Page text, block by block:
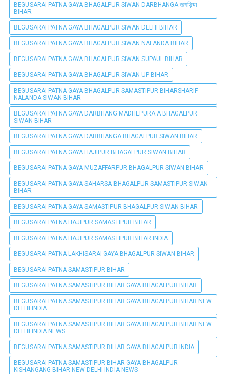
BEGUSARAI PATNA GAYA BHAGALPUR SIWAN DARBHANGA खगड़िया
BIHAR
BEGUSARAI PATNA GAYA BHAGALPUR SIWAN DELHI BIHAR
BEGUSARAI PATNA GAYA BHAGALPUR SIWAN NALANDA BIHAR
BEGUSARAI PATNA GAYA BHAGALPUR SIWAN SUPAUL BIHAR
BEGUSARAI PATNA GAYA BHAGALPUR SIWAN UP BIHAR
BEGUSARAI PATNA GAYA BHAGALPUR SAMASTIPUR BIHARSHARIF
NALANDA SIWAN BIHAR
BEGUSARAI PATNA GAYA DARBHANG MADHEPURA A BHAGALPUR
SIWAN BIHAR
BEGUSARAI PATNA GAYA DARBHANGA BHAGALPUR SIWAN BIHAR
BEGUSARAI PATNA GAYA HAJIPUR BHAGALPUR SIWAN BIHAR
BEGUSARAI PATNA GAYA MUZAFFARPUR BHAGALPUR SIWAN BIHAR
BEGUSARAI PATNA GAYA SAHARSA BHAGALPUR SAMASTIPUR SIWAN
BIHAR
BEGUSARAI PATNA GAYA SAMASTIPUR BHAGALPUR SIWAN BIHAR
BEGUSARAI PATNA HAJIPUR SAMASTIPUR BIHAR
BEGUSARAI PATNA HAJIPUR SAMASTIPUR BIHAR INDIA
BEGUSARAI PATNA LAKHISARAI GAYA BHAGALPUR SIWAN BIHAR
BEGUSARAI PATNA SAMASTIPUR BIHAR
BEGUSARAI PATNA SAMASTIPUR BIHAR GAYA BHAGALPUR BIHAR
BEGUSARAI PATNA SAMASTIPUR BIHAR GAYA BHAGALPUR BIHAR NEW
DELHI INDIA
BEGUSARAI PATNA SAMASTIPUR BIHAR GAYA BHAGALPUR BIHAR NEW
DELHI INDIA NEWS
BEGUSARAI PATNA SAMASTIPUR BIHAR GAYA BHAGALPUR INDIA
BEGUSARAI PATNA SAMASTIPUR BIHAR GAYA BHAGALPUR
KISHANGANG BIHAR NEW DELHI INDIA NEWS